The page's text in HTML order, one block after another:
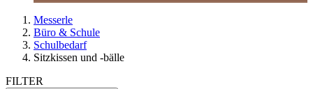
Messerle
Büro & Schule
Schulbedarf
Sitzkissen und -bälle
FILTER